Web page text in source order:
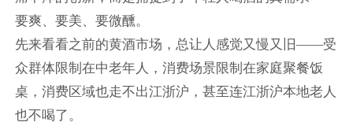
要爽、要美、要微醺。
先来看看之前的黄酒市场，总让人感觉又慢又旧——受
众群体限制在中老年人，消费场景限制在家庭聚餐饭
桌，消费区域也走不出江浙沪，甚至连江浙沪本地老人
也不喝了。